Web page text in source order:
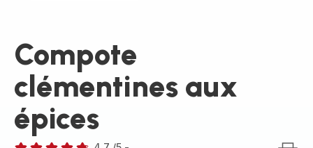
Compote
clémentines aux
épices